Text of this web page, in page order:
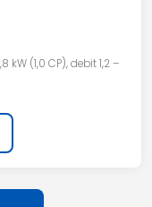
(1,0 CP), debit 1,2 –